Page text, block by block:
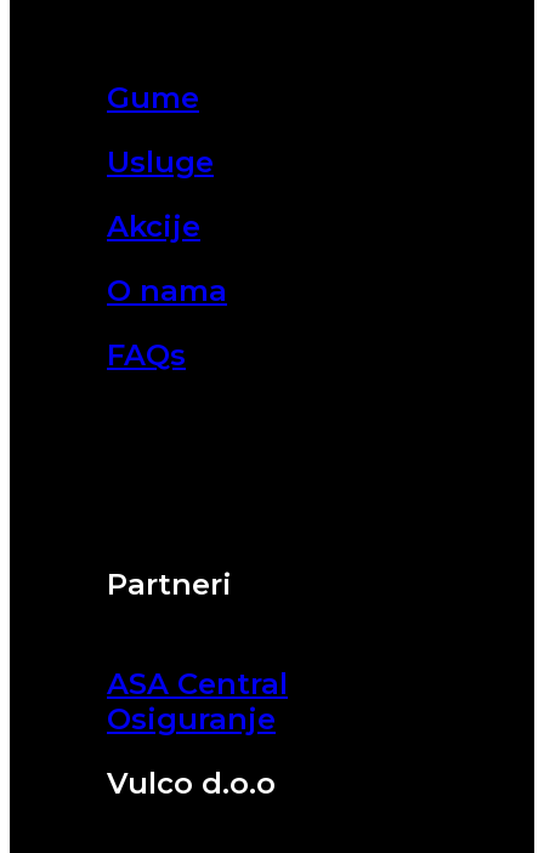
Partneri
ASA Central
Osiguranje
Vulco d.o.o
Gume
Usluge
Akcije
O nama
FAQs